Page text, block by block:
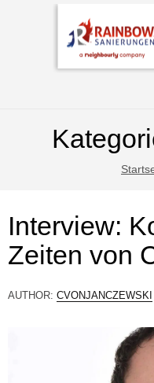
Interview:
Zeiten von
AUTHOR: CVONJANCZEWSKI